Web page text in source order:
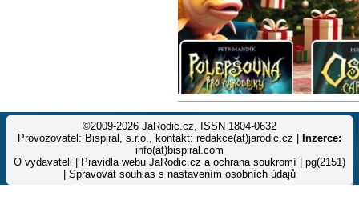
©2009-2026 JaRodic.cz, ISSN 1804-0632
Provozovatel: Bispiral, s.r.o., kontakt: redakce(at)jarodic.cz |
Inzerce:
info(at)bispiral.com
O vydavateli
Pravidla webu JaRodic.cz a ochrana soukromí | pg(2151)
Spravovat souhlas s nastavením osobních údajů